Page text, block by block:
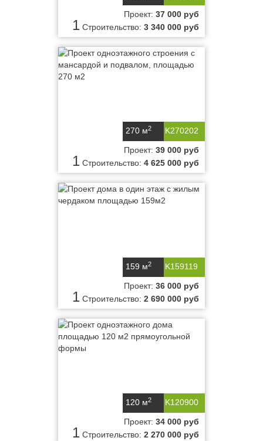
1
Проект: 37 000 руб
Строительство: 3 340 000 руб
K270202
270 м2
1
Проект: 39 000 руб
Строительство: 4 625 000 руб
K159119
159 м2
1
Проект: 36 000 руб
Строительство: 2 690 000 руб
K120900
120 м2
1
Проект: 34 000 руб
Строительство: 2 270 000 руб